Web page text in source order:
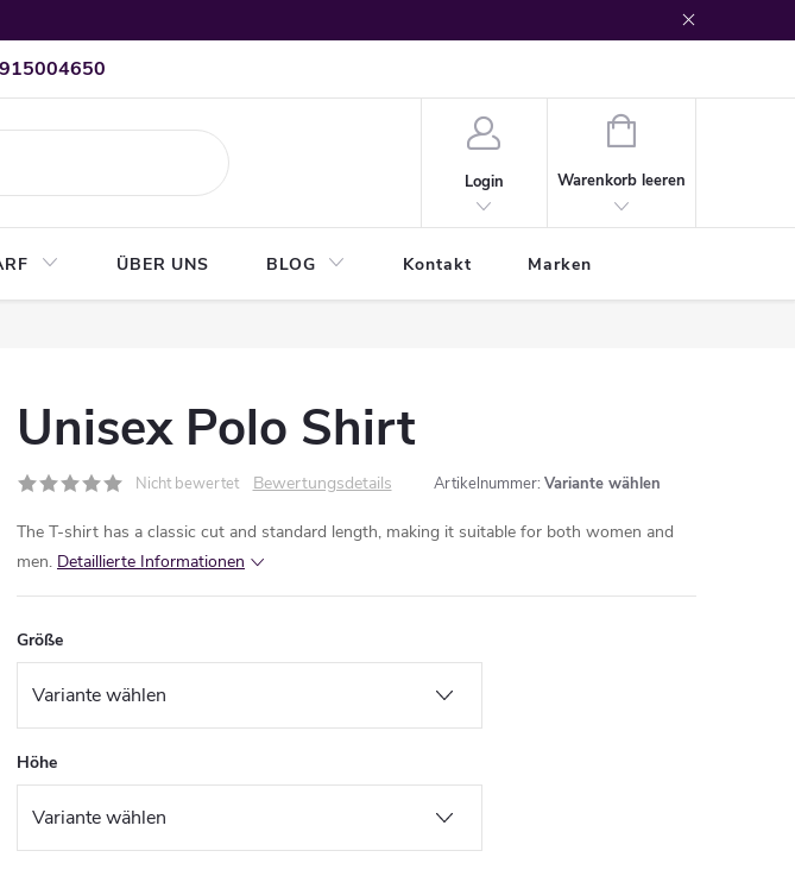
Rückgabe
Login
WARENKORB
Warenkorb leeren
ÜBER UNS BLOG Kontakt Marken
Unisex Polo Shirt
Nicht bewertet Bewertungsdetails Artikelnummer: Variante wählen
The T-shirt has a classic cut and standard length, making it suitable for both women and
men. Detaillierte Informationen
Größe
Höhe